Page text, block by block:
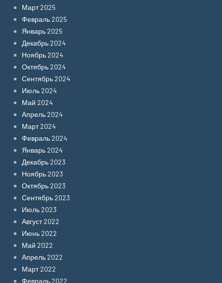
Март 2025
Февраль 2025
Январь 2025
Декабрь 2024
Ноябрь 2024
Октябрь 2024
Сентябрь 2024
Июль 2024
Май 2024
Апрель 2024
Март 2024
Февраль 2024
Январь 2024
Декабрь 2023
Ноябрь 2023
Октябрь 2023
Сентябрь 2023
Июль 2023
Август 2022
Июнь 2022
Май 2022
Апрель 2022
Март 2022
Февраль 2022